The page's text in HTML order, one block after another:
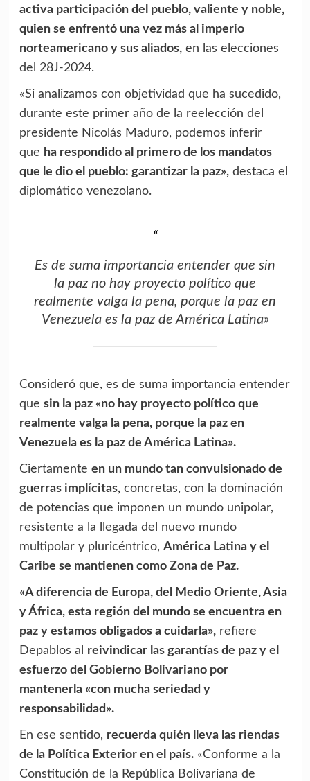
activa participación del pueblo, valiente y noble,
quien se enfrentó una vez más al imperio
norteamericano y sus aliados,en las elecciones
del 28J-2024.
«Si analizamos con objetividad que ha sucedido,
durante este primer año de la reelección del
presidente Nicolás Maduro, podemos inferir
que ha respondido al primero de los mandatos
que le dio el pueblo: garantizar la paz»,destaca el
diplomático venezolano.
Es de suma importancia entender que sin
la paz no hay proyecto político que
realmente valga la pena, porque la paz en
Venezuela es la paz de América Latina»
Consideró que, es de suma importancia entender
que sin la paz «no hay proyecto político que
realmente valga la pena, porque la paz en
Venezuela es la paz de América Latina».
Ciertamente en un mundo tan convulsionado de
guerras implícitas,concretas, con la dominación
de potencias que imponen un mundo unipolar,
resistente a la llegada del nuevo mundo
multipolar y pluricéntrico, América Latina y el
Caribe se mantienen como Zona de Paz.
«A diferencia de Europa, del Medio Oriente, Asia
y África, esta región del mundo se encuentra en
paz y estamos obligados a cuidarla»,refiere
Depablos al reivindicar las garantías de paz y el
esfuerzo del Gobierno Bolivariano por
mantenerla «con mucha seriedad y
responsabilidad».
En ese sentido, recuerda quién lleva las riendas
de la Política Exterior en el país.«Conforme a la
Constitución de la República Bolivariana de